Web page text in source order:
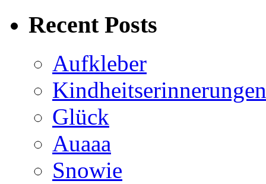
Recent Posts
Aufkleber
Kindheitserinnerungen
Glück
Auaaa
Snowie